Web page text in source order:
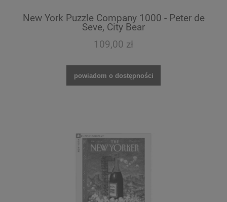
New York Puzzle Company 1000 - Peter de
Seve, City Bear
109,00 zł
powiadom o dostępności